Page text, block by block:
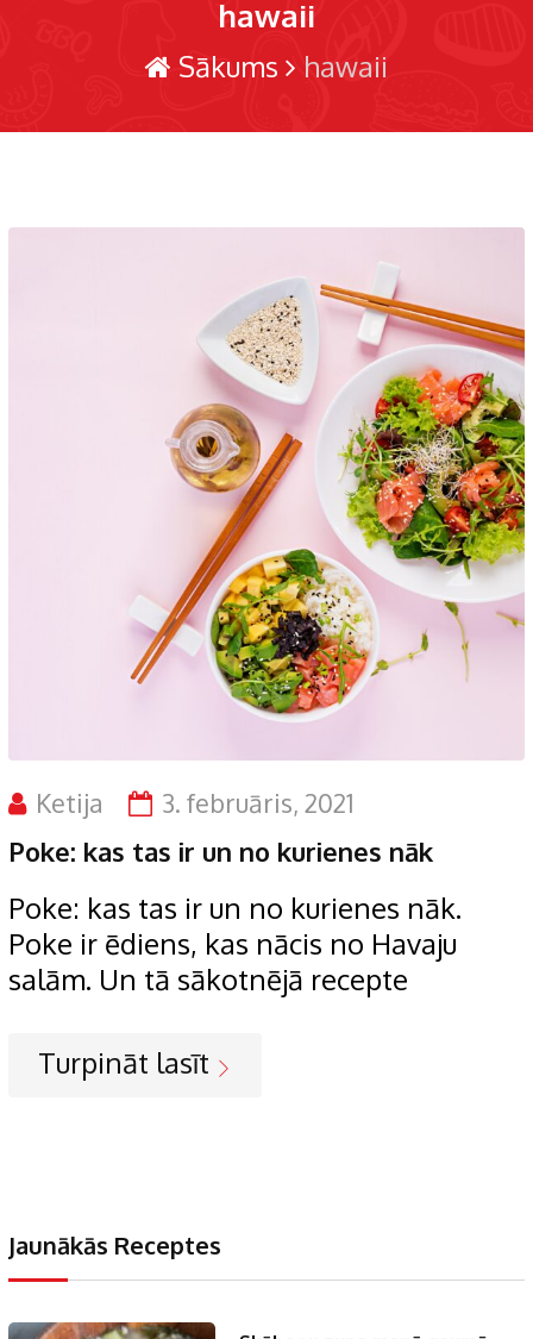
hawaii
Sākums hawaii
Ketija 3. februāris, 2021
Poke: kas tas ir un no kurienes nāk
Poke: kas tas ir un no kurienes nāk.
Poke ir ēdiens, kas nācis no Havaju
salām. Un tā sākotnējā recepte
Turpināt lasīt
Jaunākās Receptes